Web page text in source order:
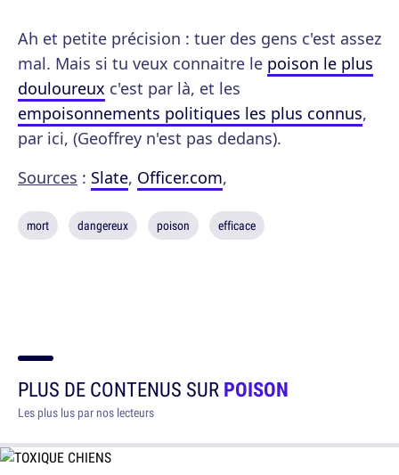
Ah et petite précision : tuer des gens c'est assez
mal. Mais si tu veux connaitre le poison le plus
douloureux c'est par là, et les
empoisonnements politiques les plus connus,
par ici, (Geoffrey n'est pas dedans).
Sources : Slate, Officer.com,
mort dangereux poison efficace
PLUS DE CONTENUS SURPOISON
Les plus lus par nos lecteurs